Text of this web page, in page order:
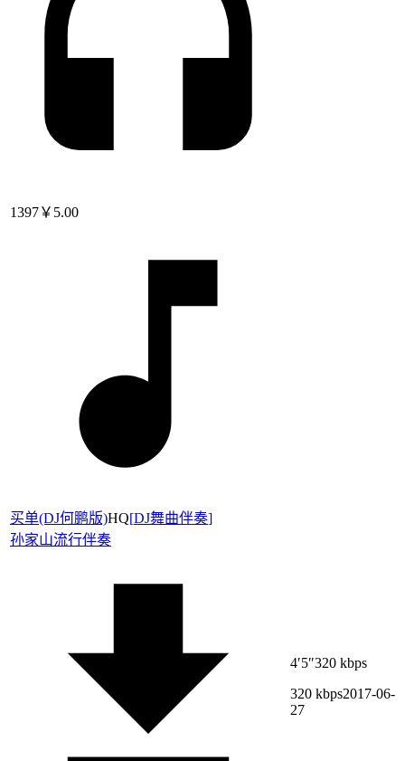
1397￥5.00
买单(DJ何鹏版)HQ[DJ舞曲伴奏]
孙家山流行伴奏
4′5″320 kbps
320 kbps2017-06-
27